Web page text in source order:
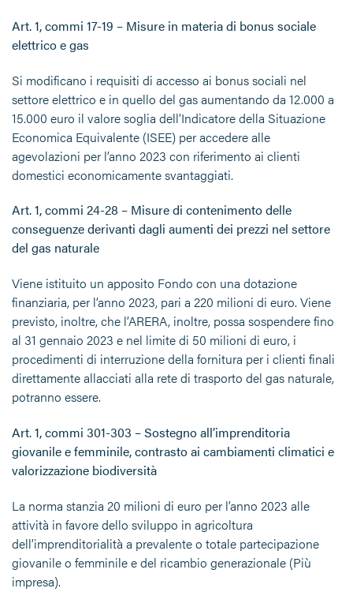
Art. 1, commi 17-19 – Misure in materia di bonus sociale
elettrico e gas
Si modificano i requisiti di accesso ai bonus sociali nel
settore elettrico e in quello del gas aumentando da 12.000 a
15.000 euro il valore soglia dell’Indicatore della Situazione
Economica Equivalente (ISEE) per accedere alle
agevolazioni per l’anno 2023 con riferimento ai clienti
domestici economicamente svantaggiati.
Art. 1, commi 24-28 – Misure di contenimento delle
conseguenze derivanti dagli aumenti dei prezzi nel settore
del gas naturale
Viene istituito un apposito Fondo con una dotazione
finanziaria, per l’anno 2023, pari a 220 milioni di euro. Viene
previsto, inoltre, che l’ARERA, inoltre, possa sospendere fino
al 31 gennaio 2023 e nel limite di 50 milioni di euro, i
procedimenti di interruzione della fornitura per i clienti finali
direttamente allacciati alla rete di trasporto del gas naturale,
potranno essere.
Art. 1, commi 301-303 – Sostegno all’imprenditoria
giovanile e femminile, contrasto ai cambiamenti climatici e
valorizzazione biodiversità
La norma stanzia 20 milioni di euro per l’anno 2023 alle
attività in favore dello sviluppo in agricoltura
dell’imprenditorialità a prevalente o totale partecipazione
giovanile o femminile e del ricambio generazionale (Più
impresa).